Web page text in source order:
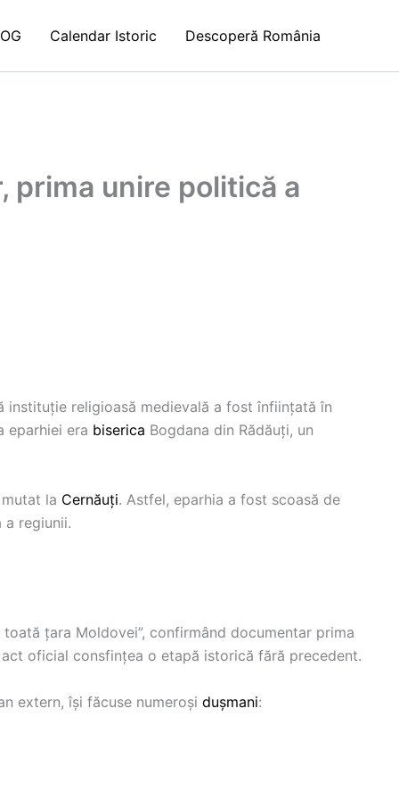
Calendar Istoric Descoperă România
prima unire politică a
instituție religioasă medievală a fost înființată în
eparhiei era biserica Bogdana din Rădăuți, un
la Cernăuți. Astfel, eparhia a fost scoasă de
regiunii.
țara Moldovei”, confirmând documentar prima
oficial consfințea o etapă istorică fără precedent.
extern, își făcuse numeroși dușmani: